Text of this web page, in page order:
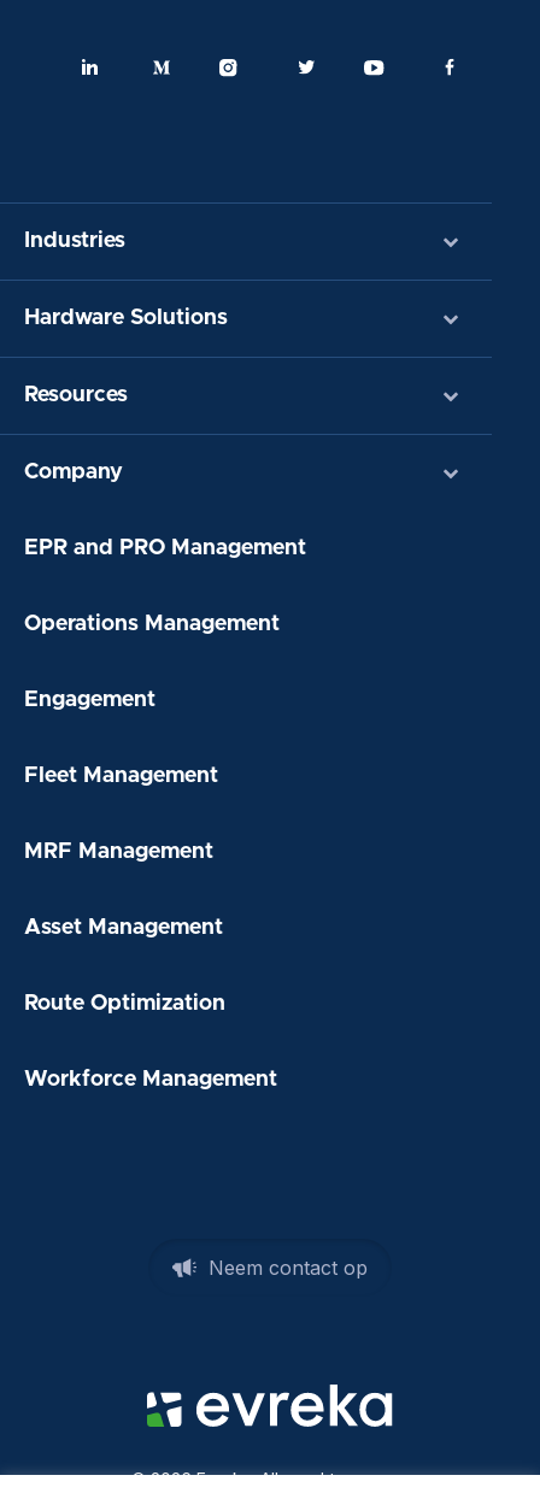
Industries
Hardware Solutions
Resources
Company
EPR and PRO Management
Operations Management
Engagement
Fleet Management
MRF Management
Asset Management
Route Optimization
Workforce Management
Neem contact op
© 2026 Evreka. Alle rechten